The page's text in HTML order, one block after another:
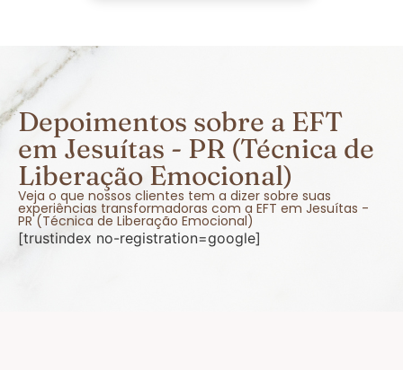
Depoimentos sobre a EFT
em Jesuítas - PR (Técnica de
Liberação Emocional)
Veja o que nossos clientes tem a dizer sobre suas
experiências transformadoras com a EFT em Jesuítas -
PR (Técnica de Liberação Emocional)
[trustindex no-registration=google]